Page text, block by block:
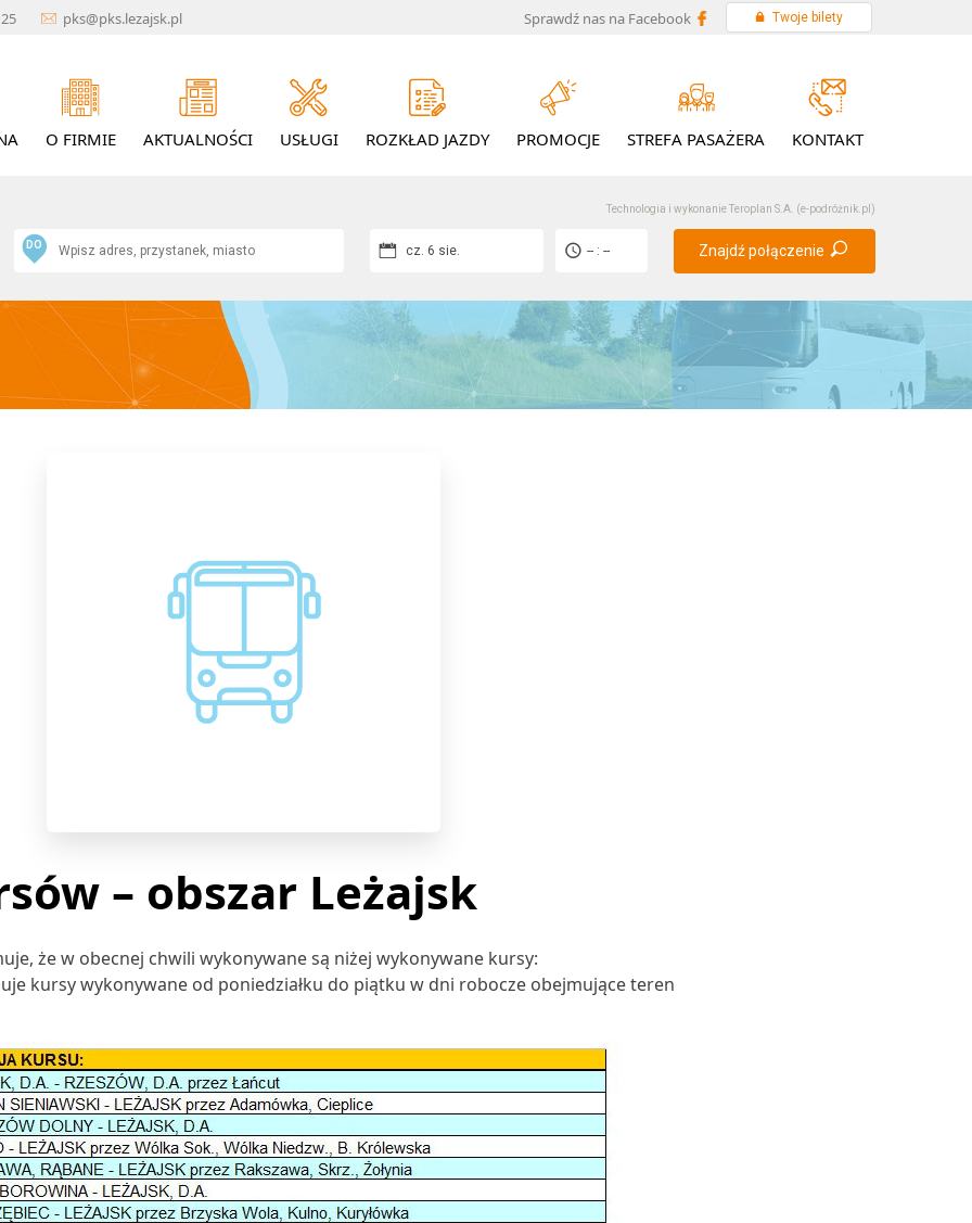
pks@pks.lezajsk.pl Sprawdź nas na Facebook Twoje bilety
O FIRMIE AKTUALNOŚCI USŁUGI ROZKŁAD JAZDY PROMOCJE STREFA PASAŻERA KONTAKT
Technologia i wykonanieTeroplan S.A. (e-podróżnik.pl)
DO cz. 6 sie. -- : -- Znajdź połączenie
– obszar Leżajsk
że w obecnej chwili wykonywane są niżej wykonywane kursy:
kursy wykonywane od poniedziałku do piątku w dni robocze obejmujące teren